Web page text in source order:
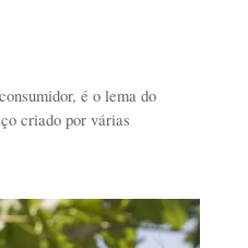
é o lema do
criado por várias